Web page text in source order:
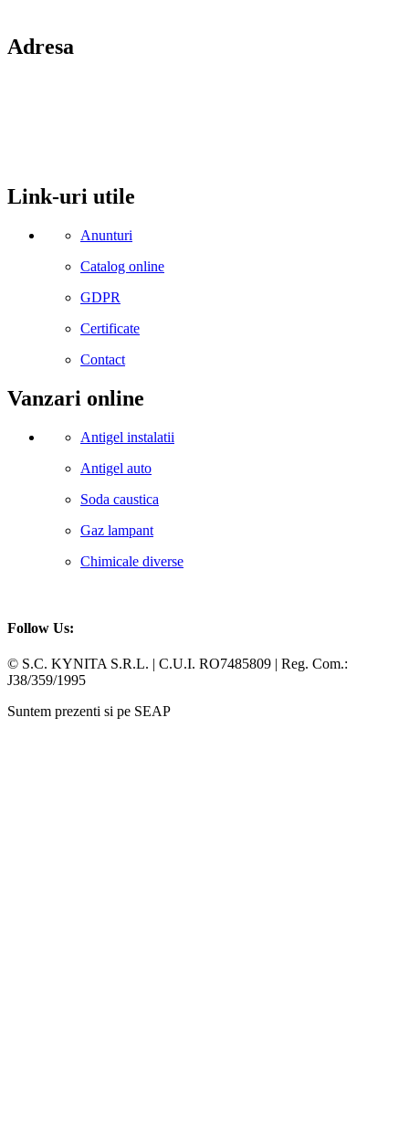
Adresa
Link-uri utile
Anunturi
Catalog online
GDPR
Certificate
Contact
Vanzari online
Antigel instalatii
Antigel auto
Soda caustica
Gaz lampant
Chimicale diverse
Follow Us:
Facebook
Whatsapp
© S.C. KYNITA S.R.L. | C.U.I. RO7485809 | Reg. Com.:
J38/359/1995
Suntem prezenti si pe SEAP